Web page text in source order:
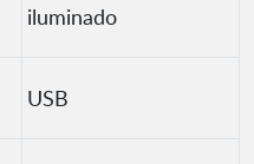
iluminado
USB